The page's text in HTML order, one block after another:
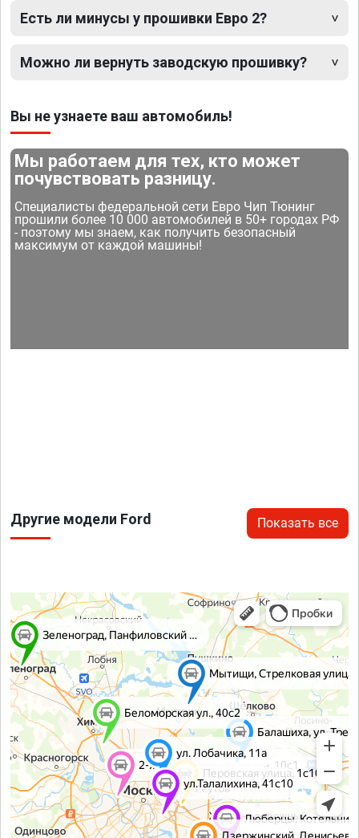
Есть ли минусы у прошивки Евро 2?
Можно ли вернуть заводскую прошивку?
Вы не узнаете ваш автомобиль!
Мы работаем для тех, кто может
почувствовать разницу.
Специалисты федеральной сети Евро Чип Тюнинг
прошили более 10 000 автомобилей в 50+ городах РФ
- поэтому мы знаем, как получить безопасный
максимум от каждой машины!
Другие модели Ford Показать все